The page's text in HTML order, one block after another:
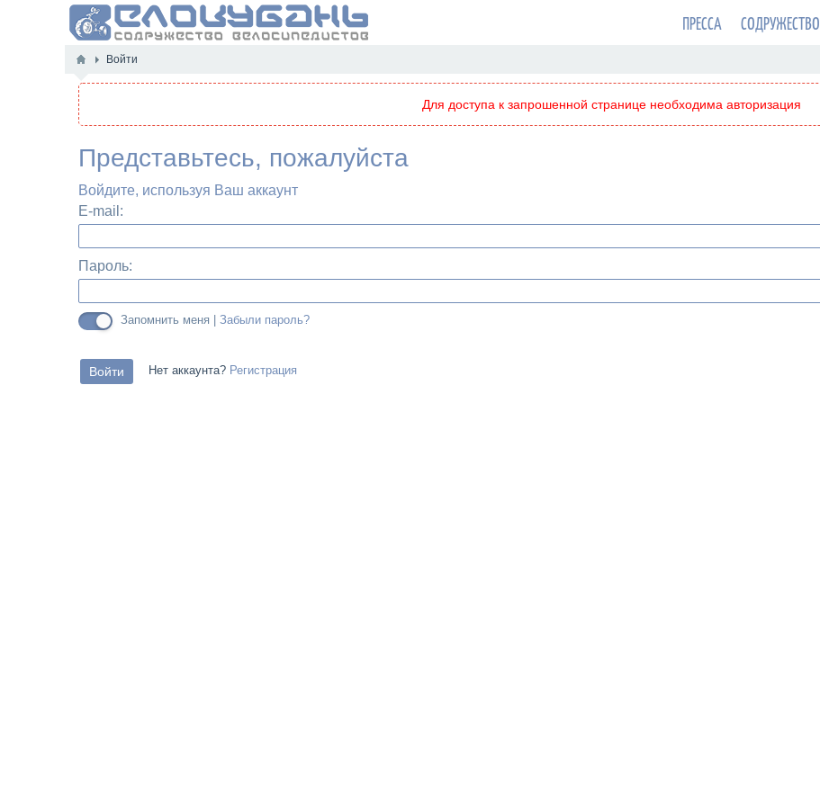
ПРЕССА СОДРУЖЕСТВО
Войти
Для доступа к запрошенной странице необходима авторизация
Представьтесь, пожалуйста
Войдите, используя Ваш аккаунт
E-mail:
Пароль:
Запомнить меня | Забыли пароль?
Нет аккаунта? Регистрация